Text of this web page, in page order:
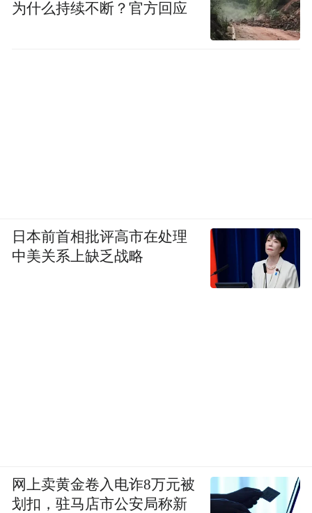
为什么持续不断？官方回应
日本前首相批评高市在处理
中美关系上缺乏战略
网上卖黄金卷入电诈8万元被
划扣，驻马店市公安局称新